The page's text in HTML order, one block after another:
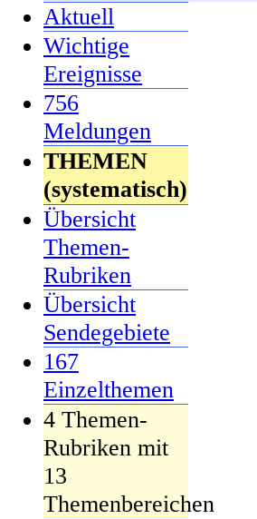
Aktuell
Wichtige
Ereignisse
756
Meldungen
THEMEN
(systematisch)
Übersicht
Themen-
Rubriken
Übersicht
Sendegebiete
167
Einzelthemen
4 Themen-
Rubriken mit
13
Themenbereichen